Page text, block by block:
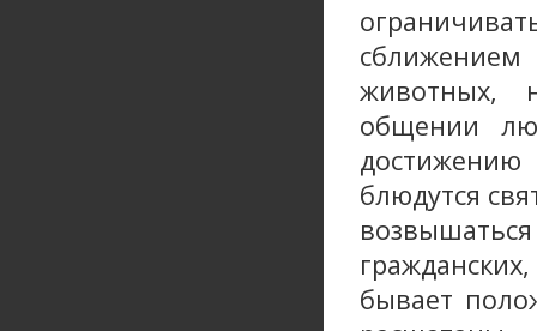
животных,
общении
блюдутся
бывает